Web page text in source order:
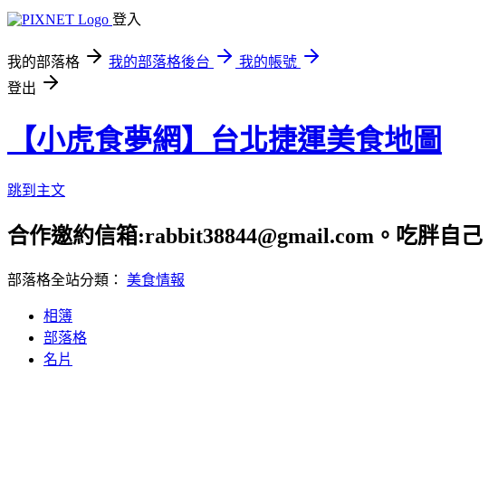
登入
我的部落格 我的部落格後台
我的帳號
登出
【小虎食夢網】台北捷運美食地圖
跳到主文
合作邀約信箱:rabbit38844@gmail.com。吃胖自
部落格全站分類： 美食情報
相簿
部落格
名片